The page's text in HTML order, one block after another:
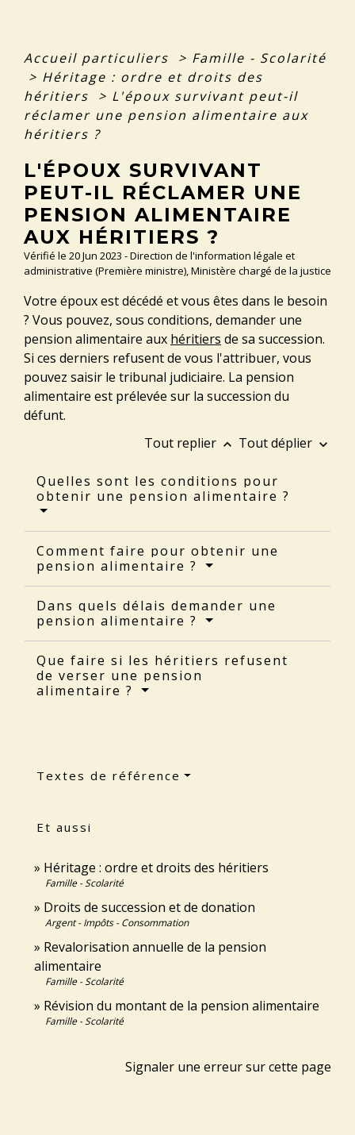
Accueil particuliers > Famille - Scolarité
> Héritage : ordre et droits des
héritiers
> L'époux survivant peut-il
réclamer une pension alimentaire aux
héritiers ?
L'ÉPOUX SURVIVANT
PEUT-IL RÉCLAMER UNE
PENSION ALIMENTAIRE
AUX HÉRITIERS ?
Vérifié le 20 Jun 2023 - Direction de l'information légale et
administrative (Première ministre), Ministère chargé de la justice
Votre époux est décédé et vous êtes dans le besoin
? Vous pouvez, sous conditions, demander une
pension alimentaire aux héritiers de sa succession.
Si ces derniers refusent de vous l'attribuer, vous
pouvez saisir le tribunal judiciaire. La pension
alimentaire est prélevée sur la succession du
défunt.
Tout replier keyboard_arrow_up Tout déplier keyboard_arrow_down
Quelles sont les conditions pour
obtenir une pension alimentaire ?
Comment faire pour obtenir une
pension alimentaire ?
Dans quels délais demander une
pension alimentaire ?
Que faire si les héritiers refusent
de verser une pension
alimentaire ?
Textes de référence
Et aussi
Héritage : ordre et droits des héritiers
Famille - Scolarité
Droits de succession et de donation
Argent - Impôts - Consommation
Revalorisation annuelle de la pension
alimentaire
Famille - Scolarité
Révision du montant de la pension alimentaire
Famille - Scolarité
Signaler une erreur sur cette page